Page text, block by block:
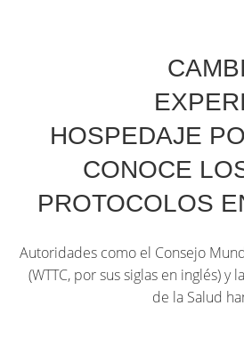
HOSPEDAJE
CONOCE
PROTOCOLOS
Autoridades como el Consejo
(WTTC, por sus siglas en inglés) y
de la Salud